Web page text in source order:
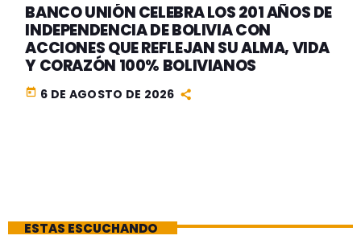
BANCO UNIÓN CELEBRA LOS 201 AÑOS DE
INDEPENDENCIA DE BOLIVIA CON
ACCIONES QUE REFLEJAN SU ALMA, VIDA
Y CORAZÓN 100% BOLIVIANOS
today 6 DE AGOSTO DE 2026
ESTAS ESCUCHANDO